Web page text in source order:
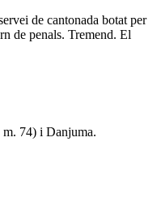
de cantonada botat per
de penals. Tremend. El
74) i Danjuma.